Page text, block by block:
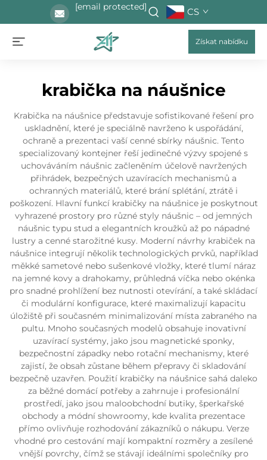
[email protected] CS
Získat nabídku
krabička na náušnice
Krabička na náušnice představuje sofistikované řešení pro
uskladnění, které je speciálně navrženo k uspořádání,
ochraně a prezentaci vaší cenné sbírky náušnic. Tento
specializovaný kontejner řeší jedinečné výzvy spojené s
uchováváním náušnic začleněním účelově navržených
přihrádek, bezpečných uzavíracích mechanismů a
ochranných materiálů, které brání splétání, ztrátě i
poškození. Hlavní funkcí krabičky na náušnice je poskytnout
vyhrazené prostory pro různé styly náušnic – od jemných
náušnic typu stud a elegantních kroužků až po nápadné
lustry a cenné starožitné kusy. Moderní návrhy krabiček na
náušnice integrují několik technologických prvků, například
měkké sametové nebo sušenkové vložky, které tlumí náraz
na jemné kovy a drahokamy, průhledná víčka nebo okénka
pro snadné prohlížení bez nutnosti otevírání, a také skládací
či modulární konfigurace, které maximalizují kapacitu
úložiště při současném minimalizování místa zabraného na
pultu. Mnoho současných modelů obsahuje inovativní
uzavírací systémy, jako jsou magnetické sponky,
bezpečnostní západky nebo rotační mechanismy, které
zajistí, že obsah zůstane během přepravy či skladování
bezpečně uzavřen. Použití krabičky na náušnice sahá daleko
za běžné domácí potřeby a zahrnuje i profesionální
prostředí, jako jsou maloobchodní butiky, šperkařské
obchody a módní showroomy, kde kvalita prezentace
přímo ovlivňuje rozhodování zákazníků o nákupu. Verze
vhodné pro cestování mají kompaktní rozměry a zesílené
vnější povrchy, čímž se stávají ideálními společníky pro